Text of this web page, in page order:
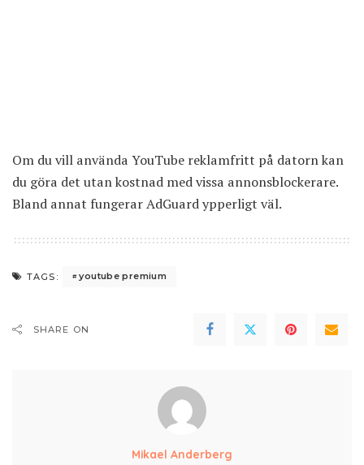
Om du vill använda YouTube reklamfritt på datorn kan
du göra det utan kostnad med vissa annonsblockerare.
Bland annat fungerar AdGuard ypperligt väl.
TAGS: youtube premium
SHARE ON
Mikael Anderberg